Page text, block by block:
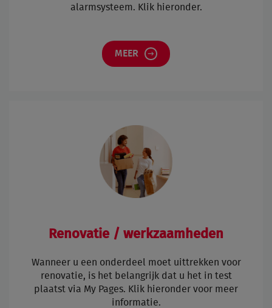
alarmsysteem. Klik hieronder.
MEER
Renovatie / werkzaamheden
Wanneer u een onderdeel moet uittrekken voor
renovatie, is het belangrijk dat u het in test
plaatst via My Pages. Klik hieronder voor meer
informatie.